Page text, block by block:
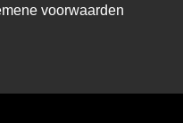
voorwaarden